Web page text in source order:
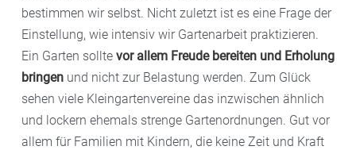
bestimmen wir selbst. Nicht zuletzt ist es eine Frage der
Einstellung, wie intensiv wir Gartenarbeit praktizieren.
Ein Garten sollte vor allem Freude bereiten und Erholung
bringen und nicht zur Belastung werden. Zum Glück
sehen viele Kleingartenvereine das inzwischen ähnlich
und lockern ehemals strenge Gartenordnungen. Gut vor
allem für Familien mit Kindern, die keine Zeit und Kraft